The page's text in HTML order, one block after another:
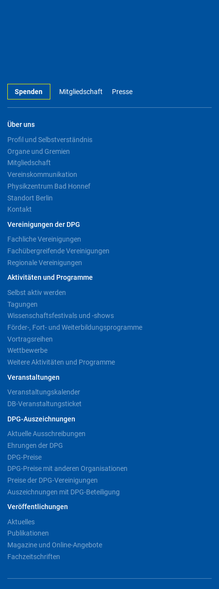
Spenden Mitgliedschaft Presse
Über uns
Profil und Selbstverständnis
Organe und Gremien
Mitgliedschaft
Vereinskommunikation
Physikzentrum Bad Honnef
Standort Berlin
Kontakt
Vereinigungen der DPG
Fachliche Vereinigungen
Fachübergreifende Vereinigungen
Regionale Vereinigungen
Aktivitäten und Programme
Selbst aktiv werden
Tagungen
Wissenschaftsfestivals und -shows
Förder-, Fort- und Weiterbildungsprogramme
Vortragsreihen
Wettbewerbe
Weitere Aktivitäten und Programme
Veranstaltungen
Veranstaltungskalender
DB-Veranstaltungsticket
DPG-Auszeichnungen
Aktuelle Ausschreibungen
Ehrungen der DPG
DPG-Preise
DPG-Preise mit anderen Organisationen
Preise der DPG-Vereinigungen
Auszeichnungen mit DPG-Beteiligung
Veröffentlichungen
Aktuelles
Publikationen
Magazine und Online-Angebote
Fachzeitschriften